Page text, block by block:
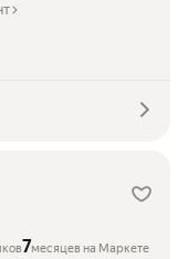
7месяцев на Маркете